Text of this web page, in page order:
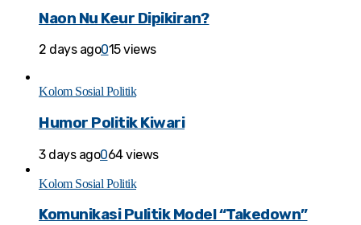
Naon Nu Keur Dipikiran?
2 days ago015 views
Kolom Sosial Politik
Humor Politik Kiwari
3 days ago064 views
Kolom Sosial Politik
Komunikasi Pulitik Model “Takedown”